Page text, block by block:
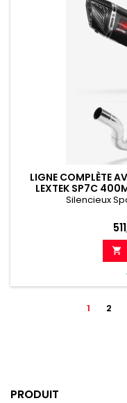
LIGNE COMPLÈTE
LEXTEK SP7C
Silencieux

1 2
PRODUIT